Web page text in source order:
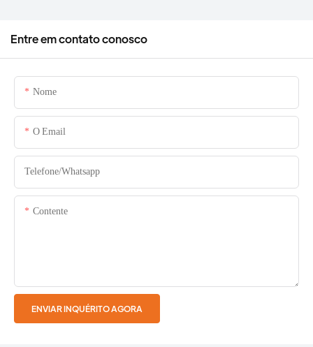
Entre em contato conosco
Nome
O Email
Telefone/whatsapp
Contente
ENVIAR INQUÉRITO AGORA